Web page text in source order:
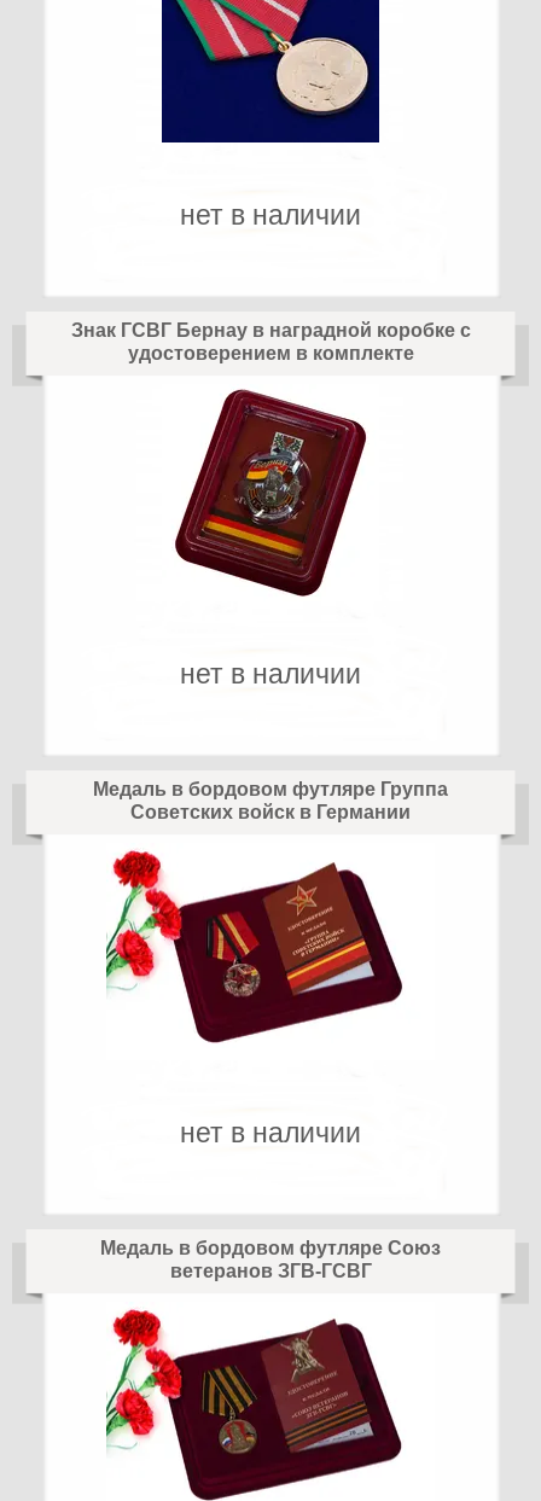
нет в наличии
Знак ГСВГ Бернау в наградной коробке с
удостоверением в комплекте
нет в наличии
Медаль в бордовом футляре Группа
Советских войск в Германии
нет в наличии
Медаль в бордовом футляре Союз
ветеранов ЗГВ-ГСВГ